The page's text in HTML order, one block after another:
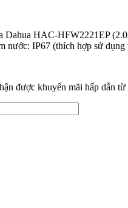
Dahua HAC-HFW2221EP
nước: IP67 (thích hợp sử
được khuyến mãi hấp dẫn